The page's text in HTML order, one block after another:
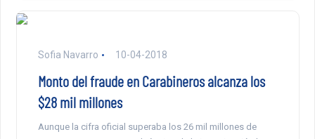
Sofia Navarro 10-04-2018
Monto del fraude en Carabineros alcanza los
$28 mil millones
Aunque la cifra oficial superaba los 26 mil millones de